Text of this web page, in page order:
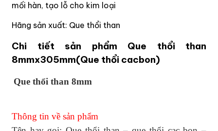
mối hàn, tạo lỗ cho kim loại
Hãng sản xuất: Que thổi than
Chi tiết sản phẩm Que thổi than
8mmx305mm(Que thổi cacbon)
Que thổi than 8mm
Thông tin về sản phẩm